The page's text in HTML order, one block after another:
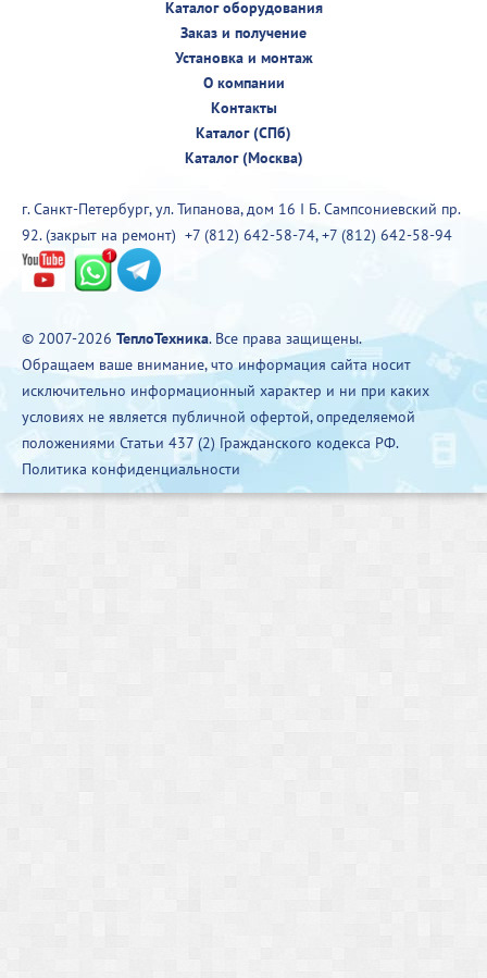
Каталог оборудования
Заказ и получение
Установка и монтаж
О компании
Контакты
Каталог (СПб)
Каталог (Москва)
г. Санкт-Петербург, ул. Типанова, дом 16 I Б. Сампсониевский пр.
92. (закрыт на ремонт) +7 (812) 642-58-74,+7 (812) 642-58-94
© 2007-2026 ТеплоТехника. Все права защищены.
Обращаем ваше внимание, что информация сайта носит
исключительно информационный характер и ни при каких
условиях не является публичной офертой, определяемой
положениями Статьи 437 (2) Гражданского кодекса РФ.
Политика конфиденциальности